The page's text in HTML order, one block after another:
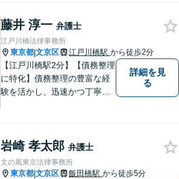
さい。
藤井 淳一 弁護士
江戸川橋法律事務所
東京都|文京区 江戸川橋駅 から徒歩2分
【江戸川橋駅2分】【債務整理
に特化】債務整理の豊富な経
験を活かし、迅速かつ丁寧に
け、依頼者様の利益を第一に
考えております。まずはお気
軽にご相談ください。【法テ
詳細を見
る
岩崎 孝太郎 弁護士
文の風東京法律事務所
東京都|文京区 飯田橋駅 から徒歩5分